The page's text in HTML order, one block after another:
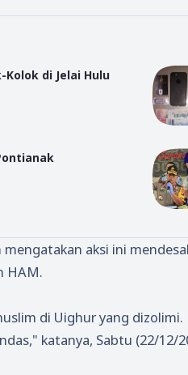
Kolok di Jelai Hulu
aksi ini
HAM.
di Uighur yang
katanya, Sabtu (22/12/